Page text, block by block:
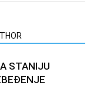
STANIJU